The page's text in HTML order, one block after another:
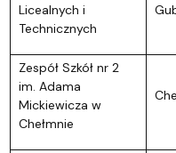
Licealnych i
Technicznych
Zespół Szkół nr 2
im. Adama
Mickiewicza w
Chełmnie